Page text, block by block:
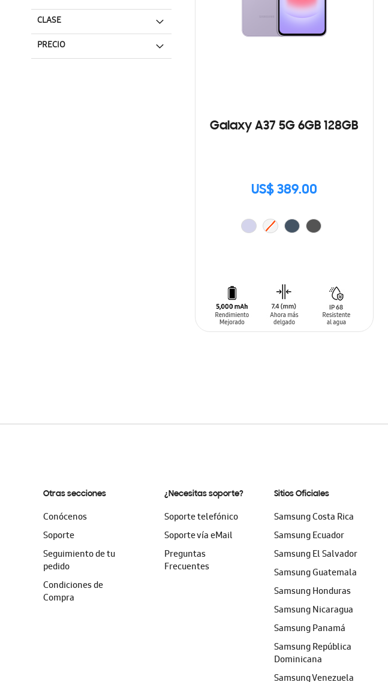
Galaxy A37 5G 6GB 128GB
US$ 389.00
CLASE
PRECIO
Otras secciones
Conócenos
Soporte
Seguimiento de tu
pedido
Condiciones de
Compra
¿Necesitas soporte?
Soporte telefónico
Soporte vía eMail
Preguntas
Frecuentes
Sitios Oficiales
Samsung Costa Rica
Samsung Ecuador
Samsung El Salvador
Samsung Guatemala
Samsung Honduras
Samsung Nicaragua
Samsung Panamá
Samsung República
Dominicana
Samsung Venezuela